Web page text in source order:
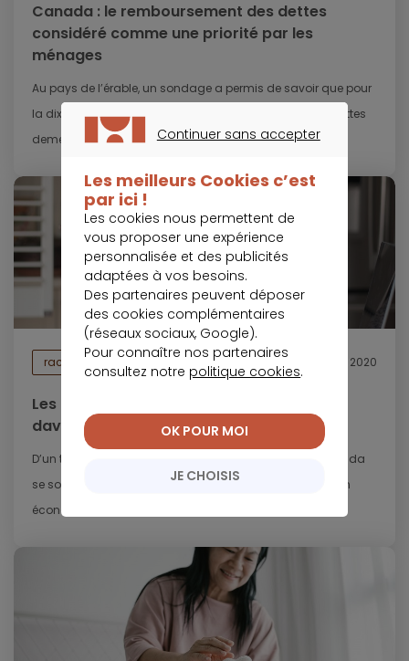
Canada : le remboursement des dettes
considéré comme une priorité par les
ménages
Au pays de l’érable, un sondage a permis de savoir que pour
la dixième année consécutive, le remboursement des dettes
demeure la principale...
rachat de crédits 8 janvier 2020
Les ménages canadiens se sont endettés
davantage entre juillet et octobre
D’un trimestre à l’autre, les dettes des ménages au Canada
se sont accrues d’environ 7 milliards de dollars. Selon un
économiste travaillant au...
Continuer sans accepter
Les meilleurs Cookies c’est
par ici !
Les cookies nous permettent de
vous proposer une expérience
personnalisée et des publicités
adaptées à vos besoins.
Des partenaires peuvent déposer
des cookies complémentaires
(réseaux sociaux, Google).
Pour connaître nos partenaires
consultez notre politique cookies.
JE CHOISIS
OK POUR MOI